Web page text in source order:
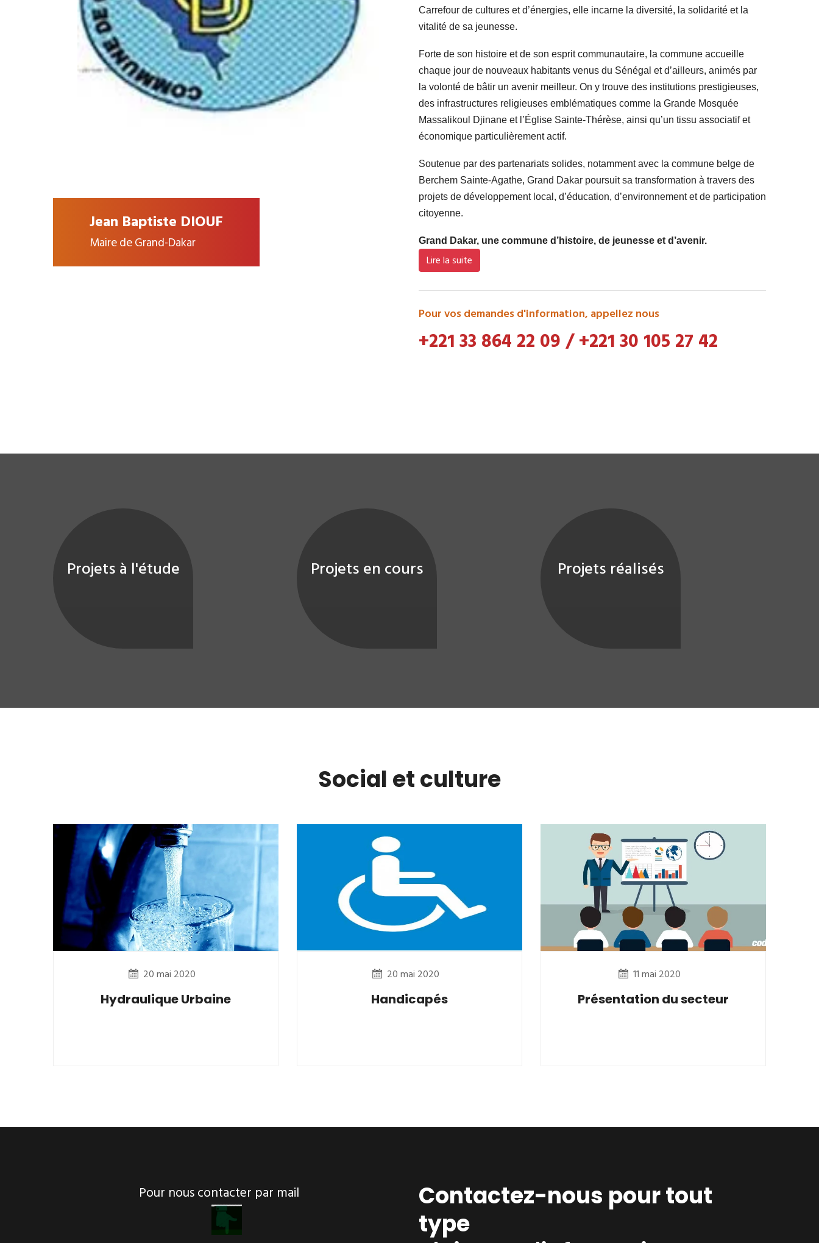
Jean Baptiste DIOUF
Maire de Grand-Dakar
Carrefour de cultures et d’énergies, elle incarne la diversité, la solidarité et la
vitalité de sa jeunesse.
Forte de son histoire et de son esprit communautaire, la commune accueille
chaque jour de nouveaux habitants venus du Sénégal et d’ailleurs, animés par
la volonté de bâtir un avenir meilleur. On y trouve des institutions prestigieuses,
des infrastructures religieuses emblématiques comme la Grande Mosquée
Massalikoul Djinane et l’Église Sainte-Thérèse, ainsi qu’un tissu associatif et
économique particulièrement actif.
Soutenue par des partenariats solides, notamment avec la commune belge de
Berchem Sainte-Agathe, Grand Dakar poursuit sa transformation à travers des
projets de développement local, d’éducation, d’environnement et de participation
citoyenne.
Grand Dakar, une commune d’histoire, de jeunesse et d’avenir.
Lire la suite
Pour vos demandes d'information, appellez nous
+221 33 864 22 09/+221 30 105 27 42
Projets à l'étude Projets en cours Projets réalisés
Social et culture
20 mai 2020
Hydraulique Urbaine
20 mai 2020
Handicapés
11 mai 2020
Présentation du secteur
Pour nous contacter par mail
Contactez-nous pour tout
type